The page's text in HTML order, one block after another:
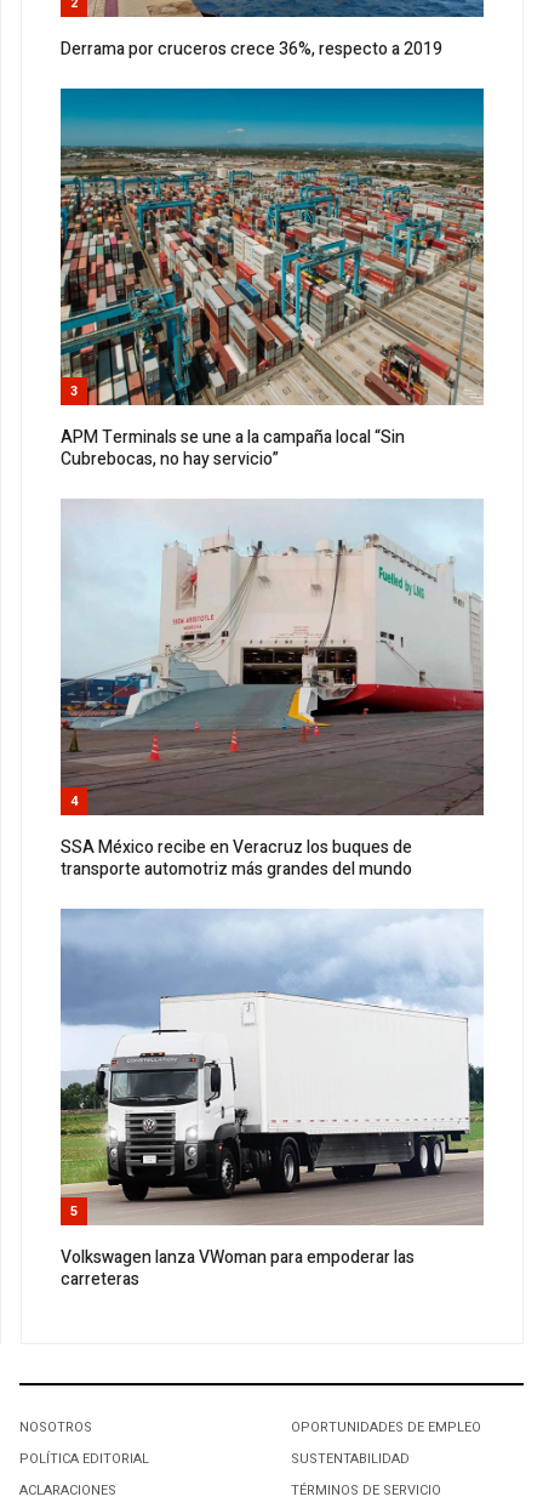
Derrama por cruceros crece 36%, respecto a 2019
3
APM Terminals se une a la campaña local “Sin
Cubrebocas, no hay servicio”
4
SSA México recibe en Veracruz los buques de
transporte automotriz más grandes del mundo
5
Volkswagen lanza VWoman para empoderar las
carreteras
NOSOTROS
POLÍTICA EDITORIAL
ACLARACIONES
OPORTUNIDADES DE EMPLEO
SUSTENTABILIDAD
TÉRMINOS DE SERVICIO